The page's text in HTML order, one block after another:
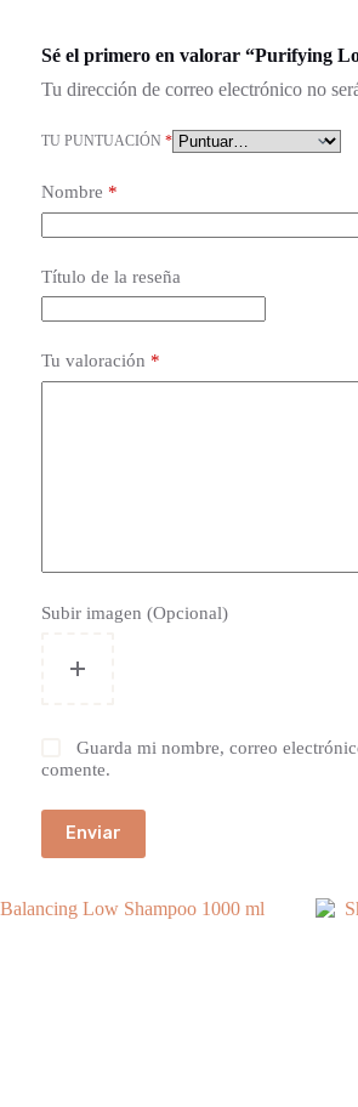
Sé el primero en valorar “Purifying
Tu dirección de correo electrónico no
TU PUNTUACIÓN *
Nombre *
Título de la reseña
Tu valoración *
Subir imagen (Opcional)
Guarda mi nombre, correo
comente.
Enviar